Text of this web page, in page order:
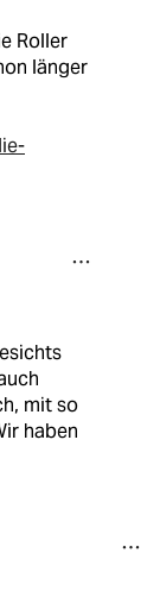
Roller
länger
mit so
haben